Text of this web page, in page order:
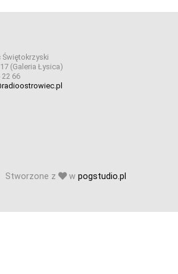
(Galeria Łysica)
22 66
Stworzone z w pogstudio.pl